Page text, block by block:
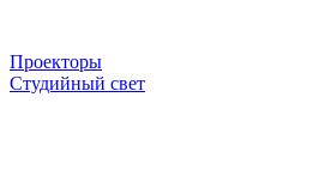
Проекторы
Студийный свет